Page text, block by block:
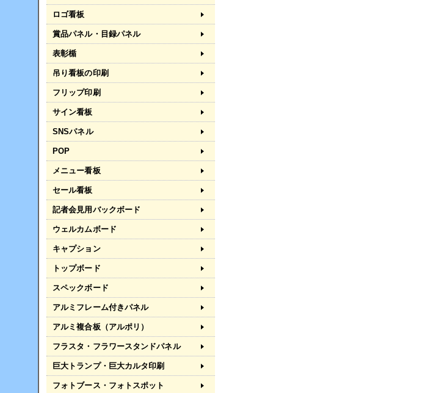
ロゴ看板
賞品パネル・目録パネル
表彰楯
吊り看板の印刷
フリップ印刷
サイン看板
SNSパネル
POP
メニュー看板
セール看板
記者会見用バックボード
ウェルカムボード
キャプション
トップボード
スペックボード
アルミフレーム付きパネル
アルミ複合板（アルポリ）
フラスタ・フラワースタンドパネル
巨大トランプ・巨大カルタ印刷
フォトブース・フォトスポット